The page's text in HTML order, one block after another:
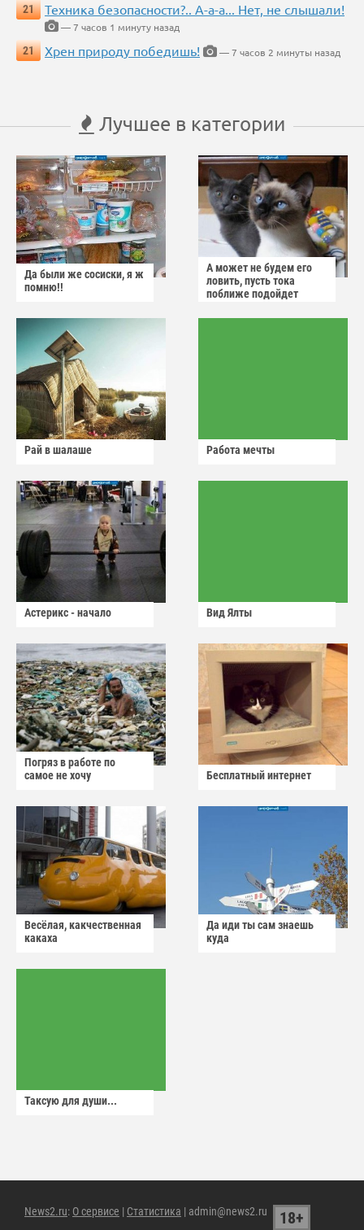
21
Техника безопасности?.. А-а-а... Нет, не слышали!
— 7 часов 1 минуту назад
21
Хрен природу победишь! — 7 часов 2 минуты назад
Лучшее в категории
Да были же сосиски, я ж
помню!!
А может не будем его
ловить, пусть тока
поближе подойдет
Рай в шалаше Работа мечты
Астерикс - начало Вид Ялты
Погряз в работе по
самое не хочу
Бесплатный интернет
Весёлая, какчественная
какаха
Да иди ты сам знаешь
куда
Таксую для души...
News2.ru: О сервисе | Статистика | admin@news2.ru 18+